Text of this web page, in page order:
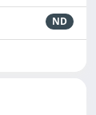
ND